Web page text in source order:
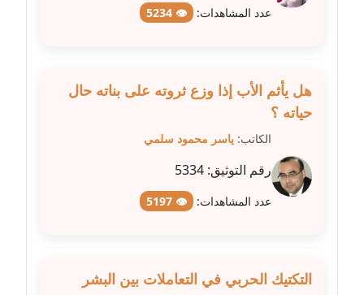
مدونة طارق المسيري
مدونة طلبة رضوان
متوفي
مدونة طه ابوزيد
عاملة
مدونة طه عبد الوهاب
عاملة
عدد المشاهدات: 👁 5234
هل يأثم الأب إذا وزع ثروته على بناته حال
حياته ؟
الكاتب: ياسر محمود سلمي
رقم التوثيق: 5334
عدد المشاهدات: 👁 5197
التكتيك الحربي في التعاملات بين البشر